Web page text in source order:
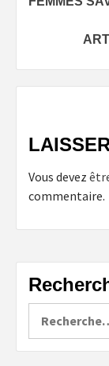
Vous devez
commentaire.